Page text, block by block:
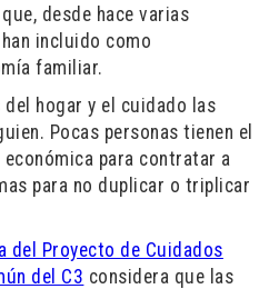
desde hace varias
incluido como
familiar.
del hogar y el cuidado las
Pocas personas tienen el
para contratar a
para no duplicar o triplicar
del Proyecto de Cuidados
del C3 considera que las